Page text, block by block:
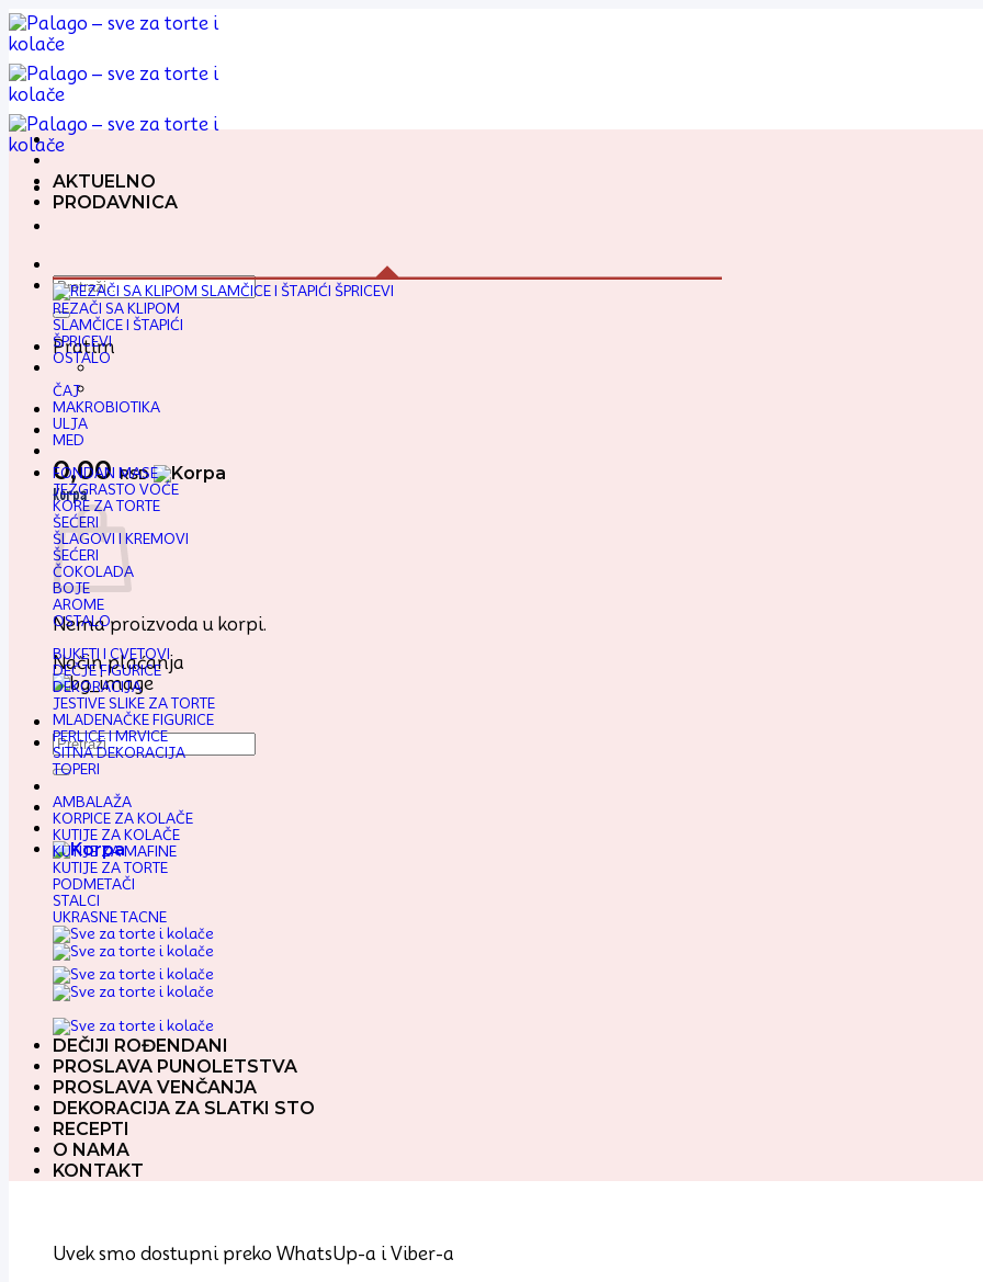
Preskoči
na
sadržaj
Pretraga
za:
Pratim
0,00RSD
Korpa
Nema proizvoda u korpi.
Način plaćanja
Pretraga
za:
AKTUELNO
PRODAVNICA
REZAČI SA KLIPOM
SLAMČICE I ŠTAPIĆI
ŠPRICEVI
OSTALO
ČAJ
MAKROBIOTIKA
ULJA
MED
FONDAN MASE
JEZGRASTO VOĆE
KORE ZA TORTE
ŠEĆERI
ŠLAGOVI I KREMOVI
ŠEĆERI
ČOKOLADA
BOJE
AROME
OSTALO
BUKETI I CVETOVI
DEČJE FIGURICE
DEKORACIJA
JESTIVE SLIKE ZA TORTE
MLADENAČKE FIGURICE
PERLICE I MRVICE
SITNA DEKORACIJA
TOPERI
AMBALAŽA
KORPICE ZA KOLAČE
KUTIJE ZA KOLAČE
KUTIJE ZA MAFINE
KUTIJE ZA TORTE
PODMETAČI
STALCI
UKRASNE TACNE
DEČIJI ROĐENDANI
PROSLAVA PUNOLETSTVA
PROSLAVA VENČANJA
DEKORACIJA ZA SLATKI STO
RECEPTI
O NAMA
KONTAKT
Uvek smo dostupni preko WhatsUp-a i Viber-a